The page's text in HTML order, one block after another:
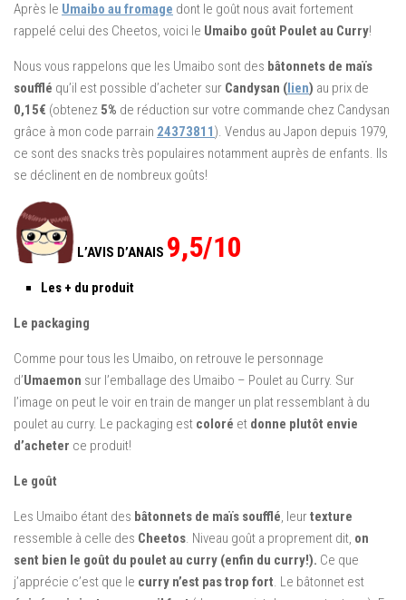
Après le Umaibo au fromage dont le goût nous avait fortement
rappelé celui des Cheetos, voici le Umaibo goût Poulet au Curry!
Nous vous rappelons que les Umaibo sont des bâtonnets de maïs
soufflé qu’il est possible d’acheter sur Candysan (lien) au prix de
0,15€ (obtenez 5% de réduction sur votre commande chez Candysan
grâce à mon code parrain 24373811). Vendus au Japon depuis 1979,
ce sont des snacks très populaires notamment auprès de enfants. Ils
se déclinent en de nombreux goûts!
L’AVIS D’ANAIS 9,5/10
Les + du produit
Le packaging
Comme pour tous les Umaibo, on retrouve le personnage
d’Umaemon sur l’emballage des Umaibo – Poulet au Curry. Sur
l’image on peut le voir en train de manger un plat ressemblant à du
poulet au curry. Le packaging est coloré et donne plutôt envie
d’acheter ce produit!
Le goût
Les Umaibo étant des bâtonnets de maïs soufflé, leurtexture
ressemble à celle des Cheetos. Niveau goût a proprement dit, on
sent bien le goût du poulet au curry (enfin du curry!). Ce que
j’apprécie c’est que le curry n’est pas trop fort. Le bâtonnet est